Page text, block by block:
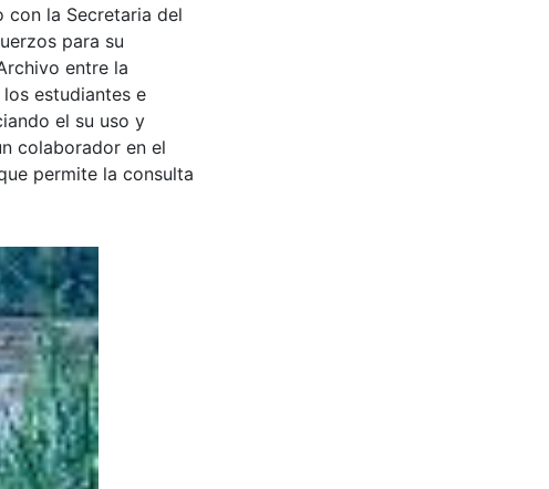
con la Secretaria del
para su
entre la
estudiantes e
el su uso y
colaborador en el
permite la consulta